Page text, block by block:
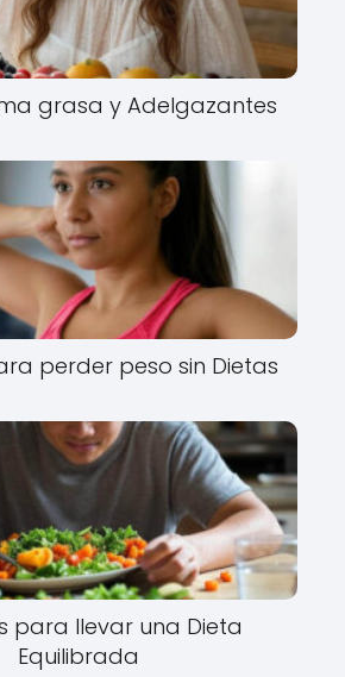
grasa y Adelgazantes
perder peso sin Dietas
para llevar una Dieta
Equilibrada